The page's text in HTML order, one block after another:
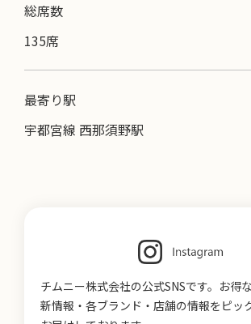
総席数
135席
最寄り駅
宇都宮線 西那須野駅
チムニー株式会社の公式SNSです。お得
新情報・各ブランド・店舗の情報をピッ